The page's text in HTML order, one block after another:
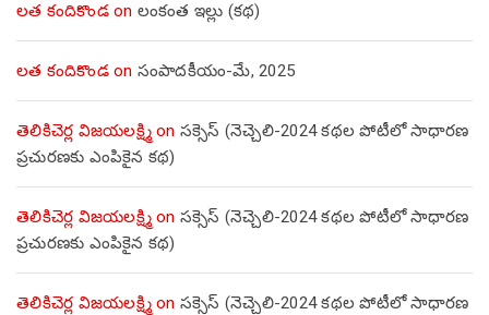
లత కందికొండon లంకంత ఇల్లు (కథ)
లత కందికొండon సంపాదకీయం-మే, 2025
తెలికిచెర్ల విజయలక్ష్మిon సక్సెస్ (నెచ్చెలి-2024 కథల పోటీలో సాధారణ
ప్రచురణకు ఎంపికైన కథ)
తెలికిచెర్ల విజయలక్ష్మిon సక్సెస్ (నెచ్చెలి-2024 కథల పోటీలో సాధారణ
ప్రచురణకు ఎంపికైన కథ)
తెలికిచెర్ల విజయలక్ష్మిon సక్సెస్ (నెచ్చెలి-2024 కథల పోటీలో సాధారణ